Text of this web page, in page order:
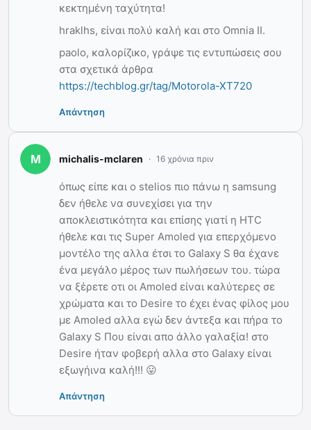
κεκτημένη ταχύτητα!
hraklhs, είναι πολύ καλή και στο Omnia II.
paolo, καλορίζικο, γράψε τις εντυπώσεις σου
στα σχετικά άρθρα
https://techblog.gr/tag/Motorola-XT720
Απάντηση
michalis-mclaren 16 χρόνια πριν
όπως είπε και ο stelios πιο πάνω η samsung
δεν ήθελε να συνεχίσει για την
αποκλειστικότητα και επίσης γιατί η HTC
ήθελε και τις Super Amoled για επερχόμενο
μοντέλο της αλλα έτσι το Galaxy S θα έχανε
ένα μεγάλο μέρος των πωλήσεων του. τώρα
να ξέρετε οτι οι Amoled είναι καλύτερες σε
χρώματα και το Desire το έχει ένας φίλος μου
με Amoled αλλα εγώ δεν άντεξα και πήρα το
Galaxy S Που είναι απο άλλο γαλαξία! στο
Desire ήταν φοβερή αλλα στο Galaxy είναι
εξωγήινα καλή!!! 😛
Απάντηση